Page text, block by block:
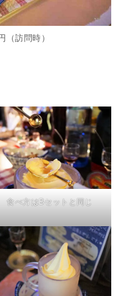
（訪問時）
食べ方はBセットと同じ